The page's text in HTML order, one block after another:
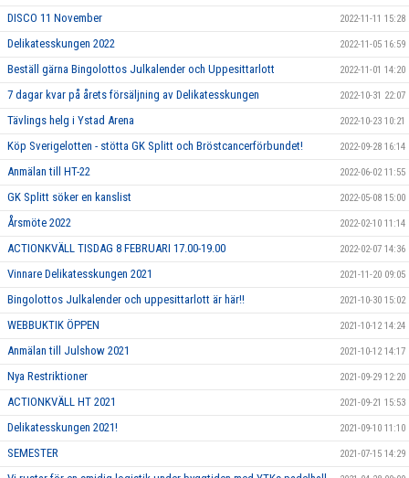
DISCO 11 November 2022-11-11 15:28
Delikatesskungen 2022 2022-11-05 16:59
Beställ gärna Bingolottos Julkalender och Uppesittarlott 2022-11-01 14:20
7 dagar kvar på årets försäljning av Delikatesskungen 2022-10-31 22:07
Tävlings helg i Ystad Arena 2022-10-23 10:21
Köp Sverigelotten - stötta GK Splitt och Bröstcancerförbundet! 2022-09-28 16:14
Anmälan till HT-22 2022-06-02 11:55
GK Splitt söker en kanslist 2022-05-08 15:00
Årsmöte 2022 2022-02-10 11:14
ACTIONKVÄLL TISDAG 8 FEBRUARI 17.00-19.00 2022-02-07 14:36
Vinnare Delikatesskungen 2021 2021-11-20 09:05
Bingolottos Julkalender och uppesittarlott är här!! 2021-10-30 15:02
WEBBUKTIK ÖPPEN 2021-10-12 14:24
Anmälan till Julshow 2021 2021-10-12 14:17
Nya Restriktioner 2021-09-29 12:20
ACTIONKVÄLL HT 2021 2021-09-21 15:53
Delikatesskungen 2021! 2021-09-10 11:10
SEMESTER 2021-07-15 14:29